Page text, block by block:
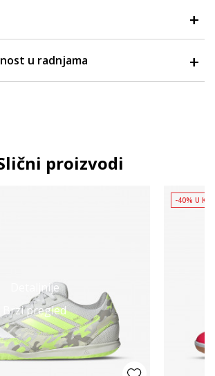
u radnjama
proizvodi
Detaljnije
Brzi pregled
-40% U